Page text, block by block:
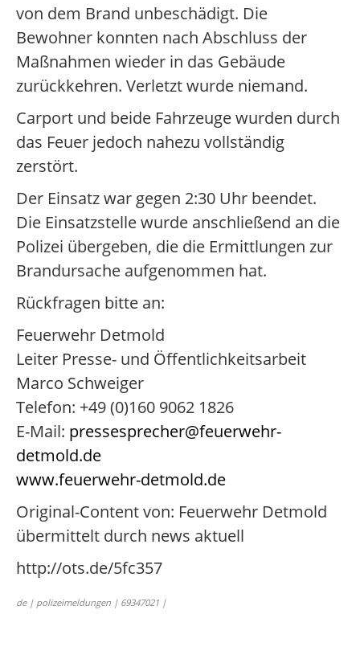
von dem Brand unbeschädigt. Die
Bewohner konnten nach Abschluss der
Maßnahmen wieder in das Gebäude
zurückkehren. Verletzt wurde niemand.
Carport und beide Fahrzeuge wurden durch
das Feuer jedoch nahezu vollständig
zerstört.
Der Einsatz war gegen 2:30 Uhr beendet.
Die Einsatzstelle wurde anschließend an die
Polizei übergeben, die die Ermittlungen zur
Brandursache aufgenommen hat.
Rückfragen bitte an:
Feuerwehr Detmold
Leiter Presse- und Öffentlichkeitsarbeit
Marco Schweiger
Telefon: +49 (0)160 9062 1826
E-Mail: pressesprecher@feuerwehr-
detmold.de
www.feuerwehr-detmold.de
Original-Content von: Feuerwehr Detmold
übermittelt durch news aktuell
http://ots.de/5fc357
de | polizeimeldungen | 69347021 |